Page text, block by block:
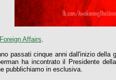
Foreign Affairs.
passati cinque anni dall'inizio
ha incontrato il Presidente
pubblichiamo in esclusiva.